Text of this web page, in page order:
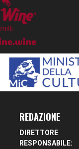
REDAZIONE
DIRETTORE
RESPONSABILE: